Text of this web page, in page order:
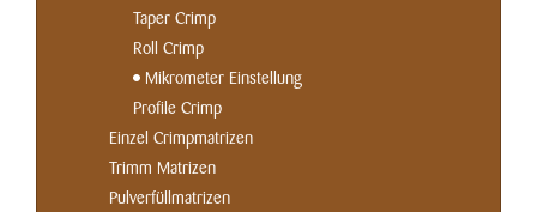
Taper Crimp
Roll Crimp
Mikrometer Einstellung
Profile Crimp
Einzel Crimpmatrizen
Trimm Matrizen
Pulverfüllmatrizen